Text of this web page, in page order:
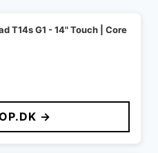
T14s G1 - 14" Touch | Core
→